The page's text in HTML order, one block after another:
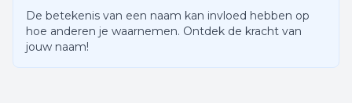
De betekenis van een naam kan invloed hebben op
hoe anderen je waarnemen. Ontdek de kracht van
jouw naam!